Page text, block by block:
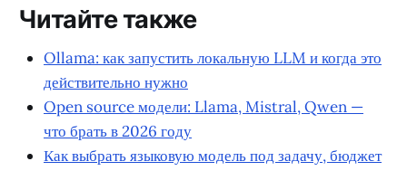
Читайте также
Ollama: как запустить локальную LLM и когда это
действительно нужно
Open source модели: Llama, Mistral, Qwen —
что брать в 2026 году
Как выбрать языковую модель под задачу, бюджет